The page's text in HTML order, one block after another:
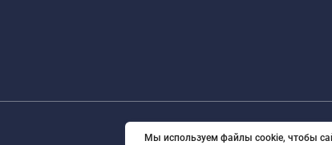
© 2026 eVape. Все
Мы используем файлы cookie, чтобы